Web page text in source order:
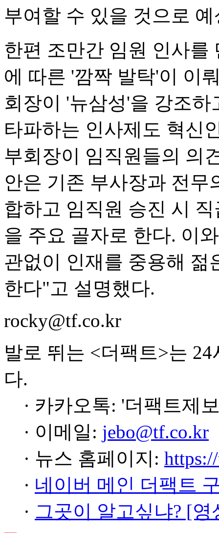
부여할 수 있을 것으로
한편 조만간 임원 인사
에 따른 '깜짝 발탁'이 이
회장이 '뉴삼성'을 강조
타파하는 인사제도 혁신
부회장이 임직원들의 의
안은 기존 부사장과 전
합하고 임직원 승진 시
을 주요 골자로 한다. 이
관없이 인재를 중용해 젊
한다"고 설명했다.
rocky@tf.co.kr
발로 뛰는 <더팩트>는
다.
· 카카오톡: '더팩트제
· 이메일: jebo@tf.co.kr
· 뉴스 홈페이지:
· 네이버 메인 더팩트
· 그곳이 알고싶냐? [